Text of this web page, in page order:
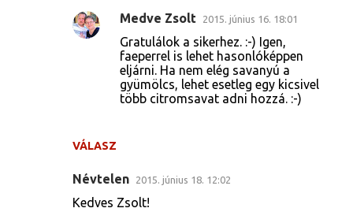
VÁLASZ
Medve Zsolt 2015. június 16. 18:01
Gratulálok a sikerhez. :-) Igen,
faeperrel is lehet hasonlóképpen
eljárni. Ha nem elég savanyú a
gyümölcs, lehet esetleg egy kicsivel
több citromsavat adni hozzá. :-)
Névtelen 2015. június 18. 12:02
Kedves Zsolt!